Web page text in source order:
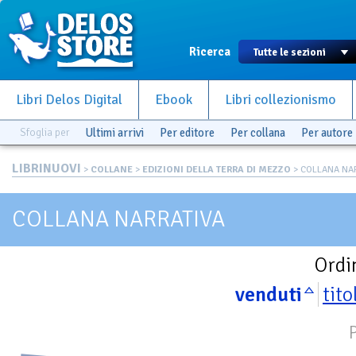
Ricerca
Libri Delos Digital Ebook Libri collezionismo
Sfoglia per Ultimi arrivi Per editore Per collana Per autore
LIBRINUOVI > COLLANE > EDIZIONI DELLA TERRA DI MEZZO > COLLANA
COLLANA NARRATIVA
venduti